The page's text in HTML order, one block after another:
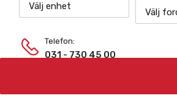
Välj enhet
Välj
Telefon:
031 - 730 45 00